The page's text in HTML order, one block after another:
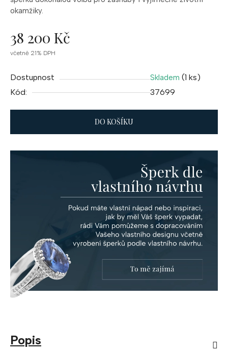
okamžiky.
38 200 Kč
Měrná
včetně 21% DPH
Dostupnost Skladem (1 ks)
Kód:
37699
DO KOŠÍKU
Popis